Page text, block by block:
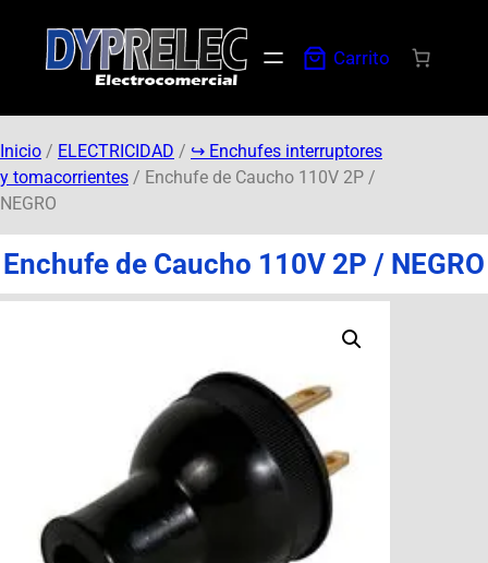
Carrito
Inicio / ELECTRICIDAD / ↪︎ Enchufes interruptores
y tomacorrientes / Enchufe de Caucho 110V 2P /
NEGRO
Enchufe de Caucho 110V 2P / NEGRO